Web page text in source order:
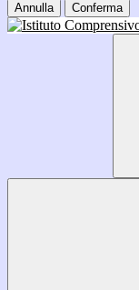
Annulla Conferma